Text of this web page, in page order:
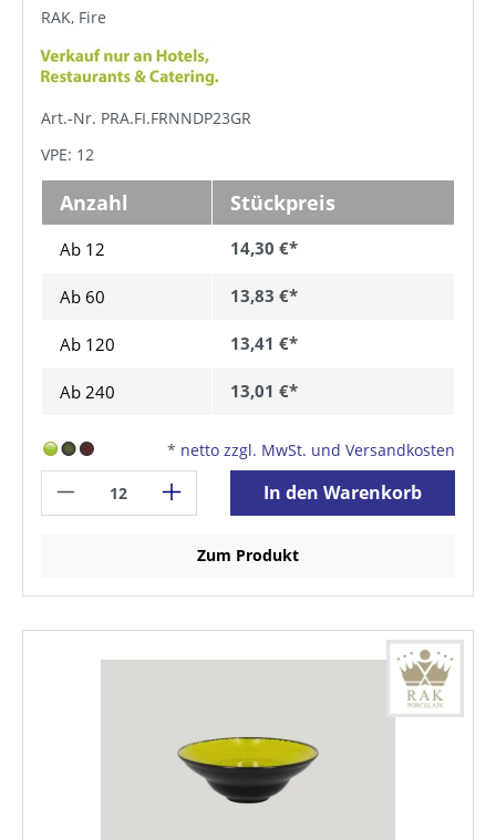
RAK, Fire
Art.-Nr. PRA.FI.FRNNDP23GR
VPE: 12
Anzahl Stückpreis
Ab 12 14,30 €*
Ab 60 13,83 €*
Ab 120 13,41 €*
Ab 240 13,01 €*
* netto zzgl. MwSt. und Versandkosten
In den Warenkorb
Zum Produkt